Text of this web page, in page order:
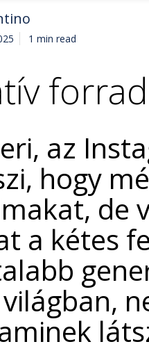
1 min read
az
hogy
de
a kétes